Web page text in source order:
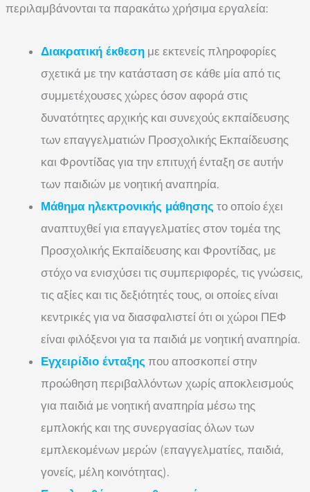
περιλαμβάνονται τα παρακάτω χρήσιμα εργαλεία:
Διακρατική έκθεση με εκτενείς πληροφορίες
σχετικά με την κατάσταση σε κάθε μία από τις
συμμετέχουσες χώρες όσον αφορά στις
δυνατότητες αρχικής και συνεχούς εκπαίδευσης
των επαγγελματιών Προσχολικής Εκπαίδευσης
και Φροντίδας για την επιτυχή ένταξη σε αυτήν
των παιδιών με νοητική αναπηρία.
Μάθημα ηλεκτρονικής μάθησης το οποίο έχει
αναπτυχθεί για επαγγελματίες στον τομέα της
Προσχολικής Εκπαίδευσης και Φροντίδας, με
στόχο να ενισχύσει τις συμπεριφορές, τις γνώσεις,
τις αξίες και τις δεξιότητές τους, οι οποίες είναι
κεντρικές για να διασφαλιστεί ότι οι χώροι ΠΕΦ
είναι φιλόξενοι για τα παιδιά με νοητική αναπηρία.
Εγχειρίδιο ένταξης που αποσκοπεί στην
προώθηση περιβαλλόντων χωρίς αποκλεισμούς
για παιδιά με νοητική αναπηρία μέσω της
εμπλοκής και της συνεργασίας όλων των
εμπλεκομένων μερών (επαγγελματίες, παιδιά,
γονείς, μέλη κοινότητας).